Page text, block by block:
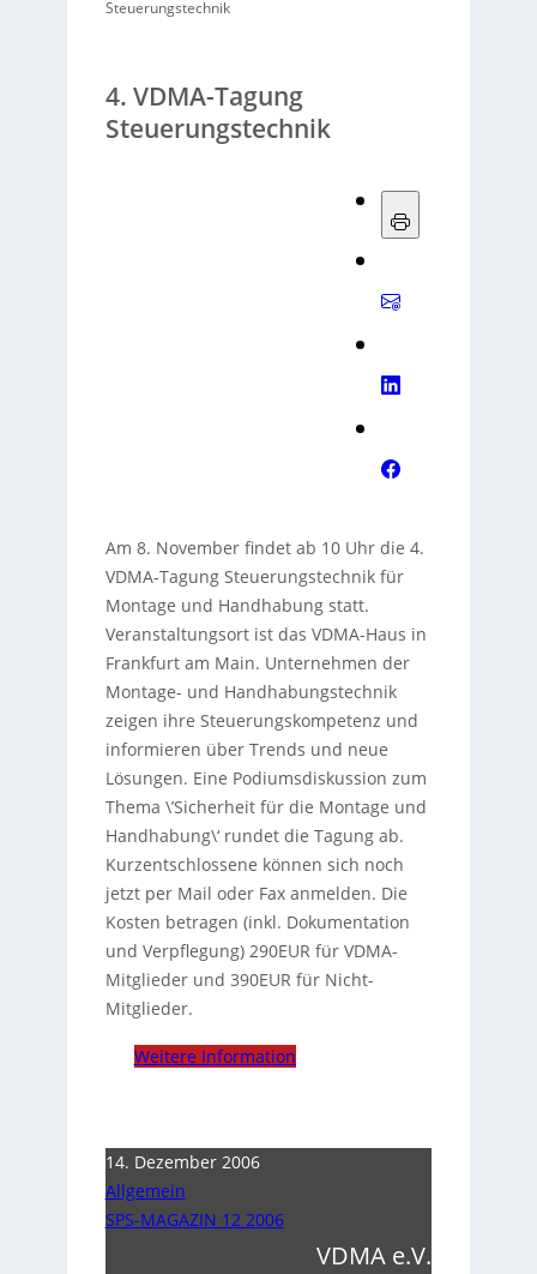
Steuerungstechnik
4. VDMA-Tagung
Steuerungstechnik
Am 8. November findet ab 10 Uhr die 4.
VDMA-Tagung Steuerungstechnik für
Montage und Handhabung statt.
Veranstaltungsort ist das VDMA-Haus in
Frankfurt am Main. Unternehmen der
Montage- und Handhabungstechnik
zeigen ihre Steuerungskompetenz und
informieren über Trends und neue
Lösungen. Eine Podiumsdiskussion zum
Thema \’Sicherheit für die Montage und
Handhabung\‘ rundet die Tagung ab.
Kurzentschlossene können sich noch
jetzt per Mail oder Fax anmelden. Die
Kosten betragen (inkl. Dokumentation
und Verpflegung) 290EUR für VDMA-
Mitglieder und 390EUR für Nicht-
Mitglieder.
Weitere Information
14. Dezember 2006
Allgemein
SPS-MAGAZIN 12 2006
VDMA e.V.